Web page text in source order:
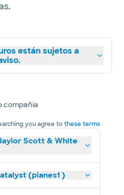
están sujetos a
compañía
you agree tothese terms
Scott & White
(planes1 )